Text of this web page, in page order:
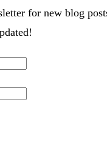
for new blog